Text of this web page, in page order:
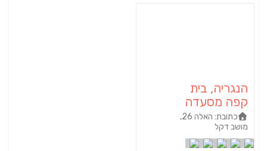
הנגריה, בית
קפה מסעדה
כתובת:
האלה 26,
מושב דקל